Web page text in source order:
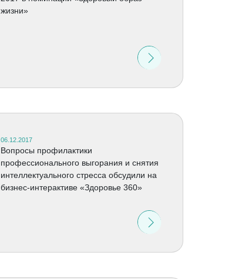
жизни»
06.12.2017
Вопросы профилактики
профессионального выгорания и снятия
интеллектуального стресса обсудили на
бизнес-интерактиве «Здоровье 360»